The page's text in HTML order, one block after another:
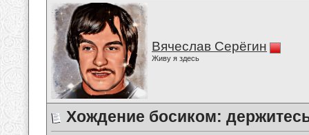
Вячеслав Серёгин
Живу я здесь
Хождение босиком: